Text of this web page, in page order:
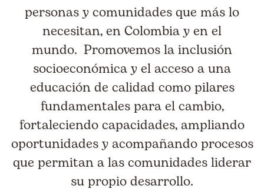
personas y comunidades que más lo
necesitan, en Colombia y en el
mundo. Promovemos la inclusión
socioeconómica y el acceso a una
educación de calidad como pilares
fundamentales para el cambio,
fortaleciendo capacidades, ampliando
oportunidades y acompañando procesos
que permitan a las comunidades liderar
su propio desarrollo.